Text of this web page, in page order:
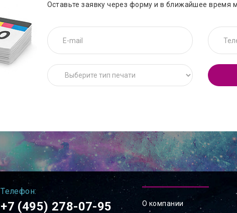
Оставьте заявку через форму и в ближайшее время
Телефон:
+7 (495) 278-07-95 О компании